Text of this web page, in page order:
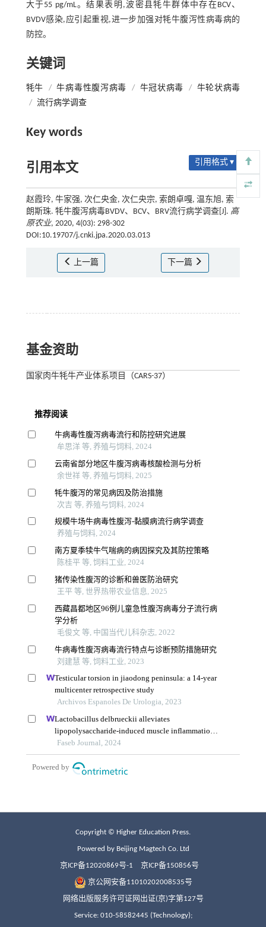
大于55 pg/mL。结果表明,波密县牦牛群体中存在BCV、
BVDV感染,应引起重视,进一步加强对牦牛腹泻性病毒病的
防控。
关键词
牦牛 / 牛病毒性腹泻病毒 / 牛冠状病毒 /
牛轮状病毒
/ 流行病学调查
Key words
引用本文 引用格式 ▾
赵霞玲, 牛家强, 次仁央金, 次仁央宗, 索朗卓嘎, 温东旭, 索
朗斯珠. 牦牛腹泻病毒BVDV、BCV、BRV流行病学调查[J]. 高
原农业, 2020, 4(03): 298-302
DOI:10.19707/j.cnki.jpa.2020.03.013
上一篇 下一篇
基金资助
国家肉牛牦牛产业体系项目（CARS-37）
Copyright © Higher Education Press.
Powered by Beijing Magtech Co. Ltd
京ICP备12020869号-1 京ICP备150856号
京公网安备11010202008535号
网络出版服务许可证网出证(京)字第127号
Service: 010-58582445 (Technology);